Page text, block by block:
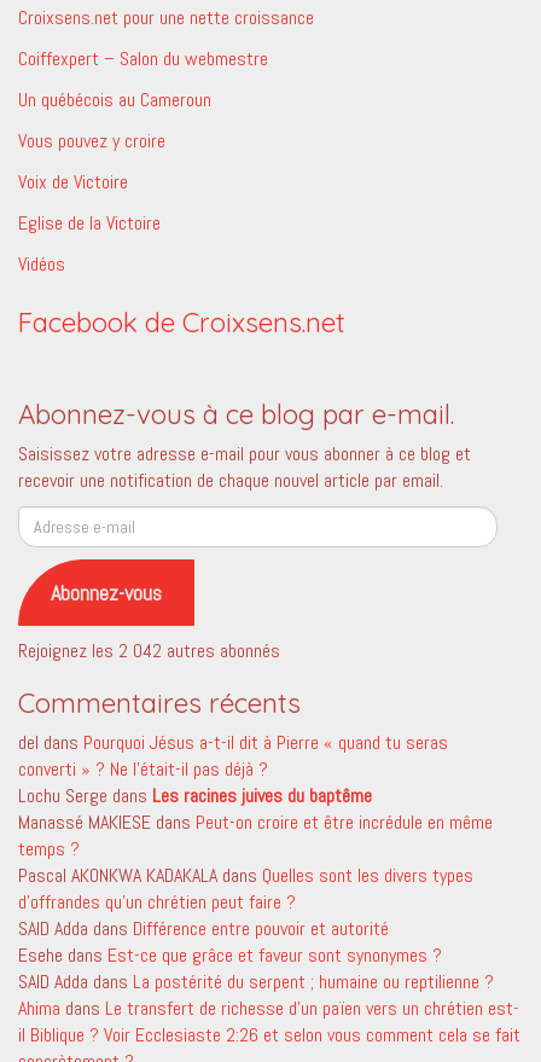
Croixsens.net pour une nette croissance
Coiffexpert – Salon du webmestre
Un québécois au Cameroun
Vous pouvez y croire
Voix de Victoire
Eglise de la Victoire
Vidéos
Facebook de Croixsens.net
Abonnez-vous à ce blog par e-mail.
Saisissez votre adresse e-mail pour vous abonner à ce blog et
recevoir une notification de chaque nouvel article par email.
Adresse
e-
mail
Abonnez-vous
Rejoignez les 2 042 autres abonnés
Commentaires récents
del dans Pourquoi Jésus a-t-il dit à Pierre « quand tu seras
converti » ? Ne l’était-il pas déjà ?
Lochu Serge dans Les racines juives du baptême
Manassé MAKIESE dans Peut-on croire et être incrédule en même
temps ?
Pascal AKONKWA KADAKALA dans Quelles sont les divers types
d’offrandes qu’un chrétien peut faire ?
SAID Adda dans Différence entre pouvoir et autorité
Esehe dans Est-ce que grâce et faveur sont synonymes ?
SAID Adda dans La postérité du serpent ; humaine ou reptilienne ?
Ahima dans Le transfert de richesse d’un païen vers un chrétien est-
il Biblique ? Voir Ecclesiaste 2:26 et selon vous comment cela se fait